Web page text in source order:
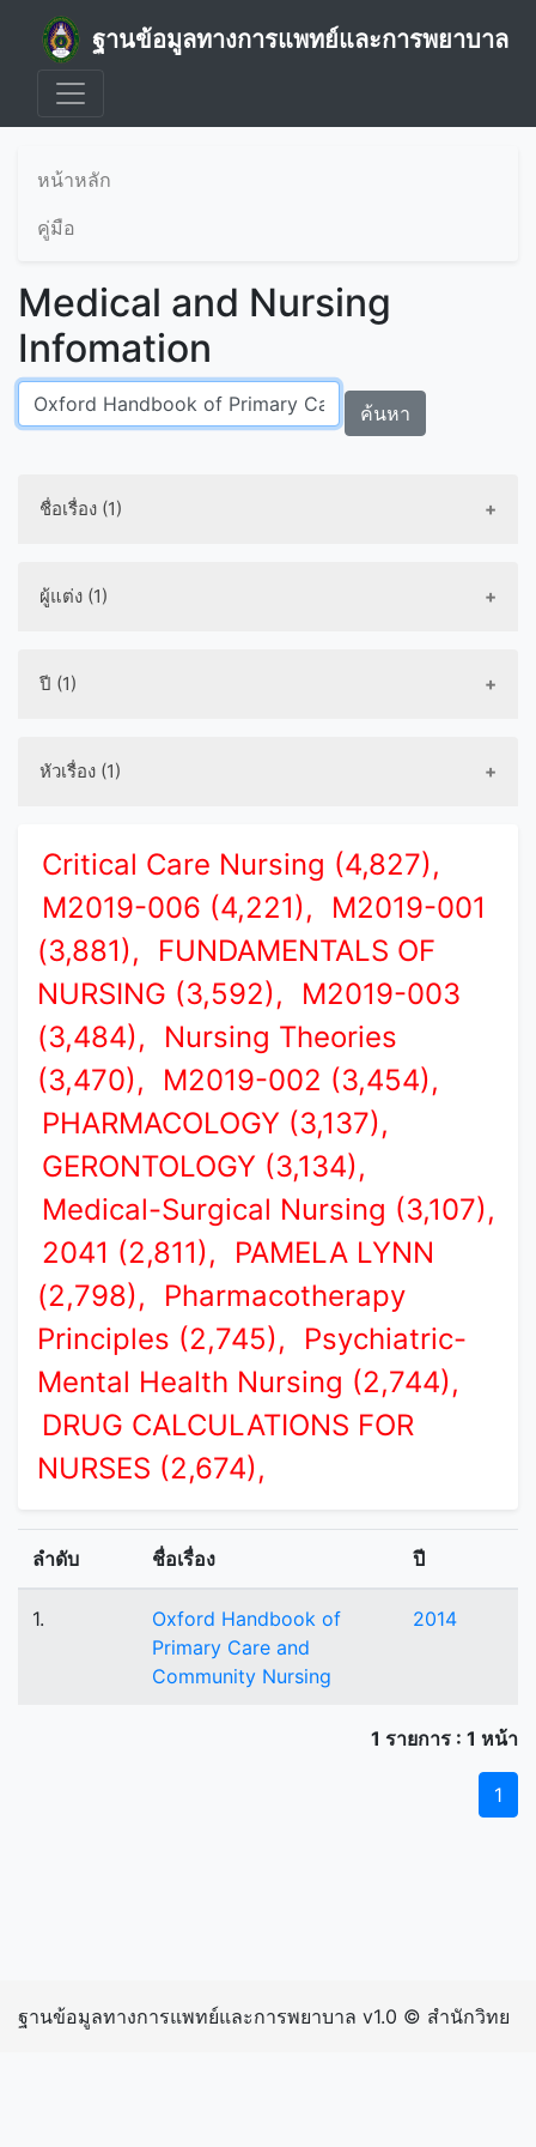
ฐานข้อมูลทางการแพทย์และการพยาบาล
หน้าหลัก
คู่มือ
Medical and Nursing
Infomation
ค้นหา
ชื่อเรื่อง (1)
ผู้แต่ง (1)
ปี (1)
หัวเรื่อง (1)
Critical Care Nursing (4,827),
M2019-006 (4,221),
M2019-001
(3,881),
FUNDAMENTALS OF
NURSING (3,592),
M2019-003
(3,484),
Nursing Theories
(3,470),
M2019-002 (3,454),
PHARMACOLOGY (3,137),
GERONTOLOGY (3,134),
Medical-Surgical Nursing (3,107),
2041 (2,811),
PAMELA LYNN
(2,798),
Pharmacotherapy
Principles (2,745),
Psychiatric-
Mental Health Nursing (2,744),
DRUG CALCULATIONS FOR
NURSES (2,674),
ลำดับ ชื่อเรื่อง ปี
1.
Oxford Handbook of
Primary Care and
Community Nursing
2014
1 รายการ : 1 หน้า
1
ฐานข้อมูลทางการแพทย์และการพยาบาล v1.0 © สำนักวิทย